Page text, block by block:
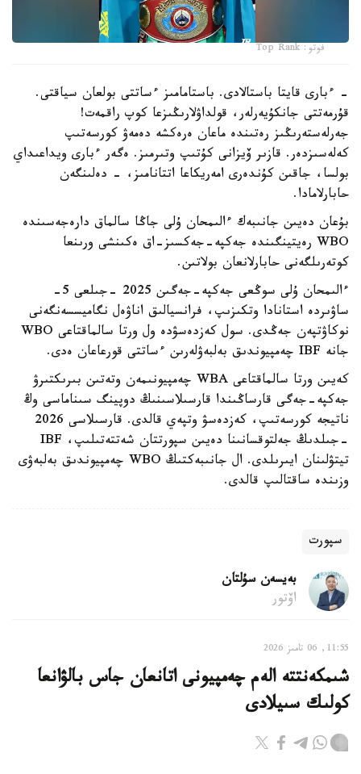
فوتو: Top Rank
- ءبارى قايتا باستالادى. باستامامىز ءساتتى بولعان سياقتى.
قۇرمەتتى جانكۇيەرلەر، قولداۋلارىڭىزعا كوپ راقمەت!
جەرلەستەرىڭىز رەتىندە ماعان ەرەكشە دەمەۋ كورسەتىپ
كەلەسىزدەر. قازىر ۆيزانى كۇتىپ وتىرمىز. ەگەر ءبارى ويداعىداي
بولسا، جاقىن كۇندەرى امەريكاعا اتتانامىز، - دەلىنگەن
حابارلامادا.
بۇعان دەيىن جانىبەك ءالىمحان ۇلى جاڭا سالماق دارەجەسىندە
WBO رەيتينگىندە جەكپە-جەكسىز-اق ەكىنشى ورىنعا
كوتەرىلگەنى حابارلانعان بولاتىن.
ءالىمحان ۇلى سوڭعى جەكپە-جەگىن 2025 -جىلعى 5-
ساۋىردە استانادا وتكىزىپ، فرانسيالىق اناۋەل نگاميسسەنگەنى
نوكاۋتپەن جەڭدى. سول كەزدەسۋدە ول ورتا سالماقتاعى WBO
جانە IBF چەمپيوندىق بەلبەۋلەرىن ءساتتى قورعاعان ەدى.
كەيىن ورتا سالماقتاعى WBA چەمپيونىمەن وتەتىن بىرىكتىرۋ
جەكپە-جەگى قارساڭىندا قارسىلاسىنىڭ دوپينگ سىناماسى وڭ
ناتيجە كورسەتىپ، كەزدەسۋ وتپەي قالدى. قارسىلاسى 2026
-جىلدىڭ جەلتوقسانىنا دەيىن سپورتتان شەتتەتىلىپ، IBF
تيتۋلىنان ايىرىلدى. ال جانىبەكتىڭ WBO چەمپيوندىق بەلبەۋى
وزىندە ساقتالىپ قالدى.
سپورت
بەيسەن سۇلتان
اۆتور
11:55, 06 تامىز 2026
شىمكەنتتە الەم چەمپيونى اتانعان جاس بالۋانعا
كولىك سىيلادى